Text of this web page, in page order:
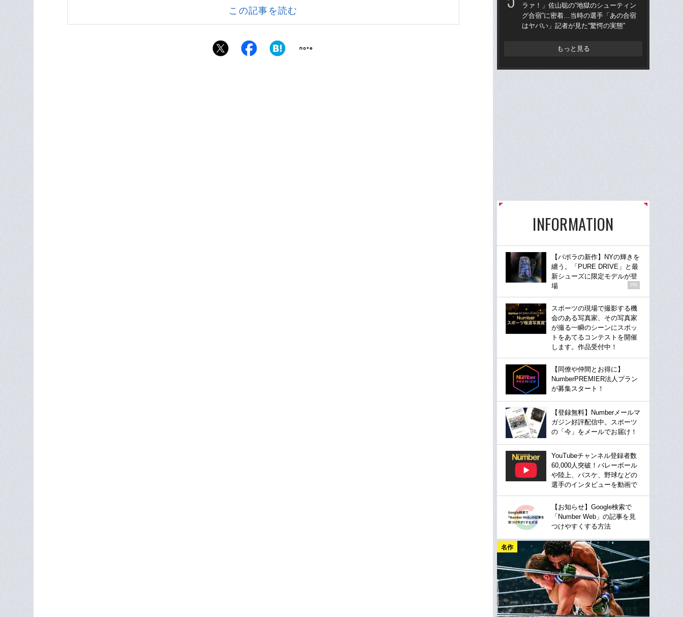
この記事を読む
ラァ！」佐山聡の“地獄のシューティン
グ合宿”に密着…当時の選手「あの合宿
はヤバい」記者が見た“驚愕の実態”
もっと見る
INFORMATION
【バボラの新作】NYの輝きを
纏う。「PURE DRIVE」と最
新シューズに限定モデルが登
場
PR
スポーツの現場で撮影する機
会のある写真家、その写真家
が撮る一瞬のシーンにスポッ
トをあてるコンテストを開催
します。作品受付中！
【同僚や仲間とお得に】
NumberPREMIER法人プラン
が募集スタート！
【登録無料】Numberメールマ
ガジン好評配信中。スポーツ
の「今」をメールでお届け！
YouTubeチャンネル登録者数
60,000人突破！バレーボール
や陸上、バスケ、野球などの
選手のインタビューを動画で
【お知らせ】Google検索で
「Number Web」の記事を見
つけやすくする方法
名作